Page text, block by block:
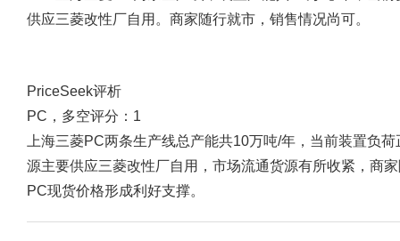
供应三菱改性厂自用。商家随行就市，销售情况尚可。
PriceSeek评析
PC，多空评分：1
上海三菱PC两条生产线总产能共10万吨/年，当前装置负
源主要供应三菱改性厂自用，市场流通货源有所收紧，商
PC现货价格形成利好支撑。